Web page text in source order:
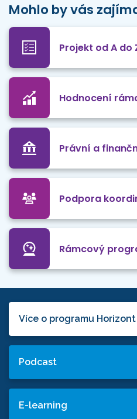
Mohlo by vás
Projekt od A do
Hodnocení
Právní a
Podpora
Rámcový
Více o programu
Podcast
E-learning